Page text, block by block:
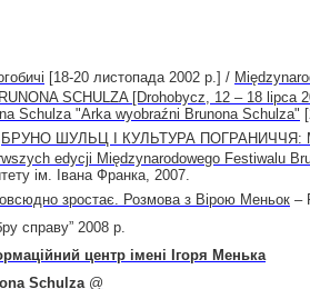
[18-20 листопада 2002 р.] /
SCHULZA [Drohobycz, 12 – 18 lipca
Schulza "Arka wyobraźni Brunona Schulza"
БРУНО ШУЛЬЦ І КУЛЬТУРА ПОГРАНИЧЧЯ:
edycji Międzynarodowego Festiwalu
ім. Івана Франка, 2007.
зростає. Розмова з Вірою Меньок –
справу” 2008 р.
центр імені Ігоря Менька
Schulza @